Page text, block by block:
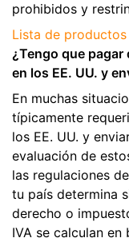
prohibidos y
Lista de
¿Tengo que
en los EE. UU. y
En muchas
típicamente
los EE. UU. y
evaluación de
las regulaciones
tu país determina
derecho o
IVA se calculan